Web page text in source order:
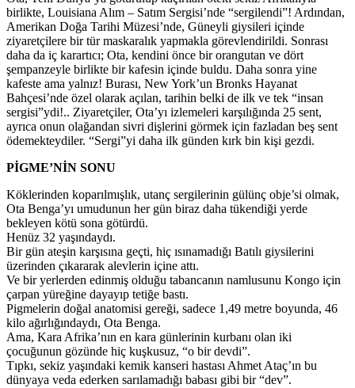
birlikte, Louisiana Alım – Satım Sergisi’nde “sergilendi”! Ardından,
Amerikan Doğa Tarihi Müzesi’nde, Güneyli giysileri içinde
ziyaretçilere bir tür maskaralık yapmakla görevlendirildi. Sonrası
daha da iç karartıcı; Ota, kendini önce bir orangutan ve dört
şempanzeyle birlikte bir kafesin içinde buldu. Daha sonra yine
kafeste ama yalnız! Burası, New York’un Bronks Hayanat
Bahçesi’nde özel olarak açılan, tarihin belki de ilk ve tek “insan
sergisi”ydi!.. Ziyaretçiler, Ota’yı izlemeleri karşılığında 25 sent,
ayrıca onun olağandan sivri dişlerini görmek için fazladan beş sent
ödemekteydiler. “Sergi”yi daha ilk günden kırk bin kişi gezdi.
PİGME’NİN SONU
Köklerinden koparılmışlık, utanç sergilerinin gülünç obje’si olmak,
Ota Benga’yı umudunun her gün biraz daha tükendiği yerde
bekleyen kötü sona götürdü.
Henüz 32 yaşındaydı.
Bir gün ateşin karşısına geçti, hiç ısınamadığı Batılı giysilerini
üzerinden çıkararak alevlerin içine attı.
Ve bir yerlerden edinmiş olduğu tabancanın namlusunu Kongo için
çarpan yüreğine dayayıp tetiğe bastı.
Pigmelerin doğal anatomisi gereği, sadece 1,49 metre boyunda, 46
kilo ağırlığındaydı, Ota Benga.
Ama, Kara Afrika’nın en kara günlerinin kurbanı olan iki
çocuğunun gözünde hiç kuşkusuz, “o bir devdi”.
Tıpkı, sekiz yaşındaki kemik kanseri hastası Ahmet Ataç’ın bu
dünyaya veda ederken sarılamadığı babası gibi bir “dev”.